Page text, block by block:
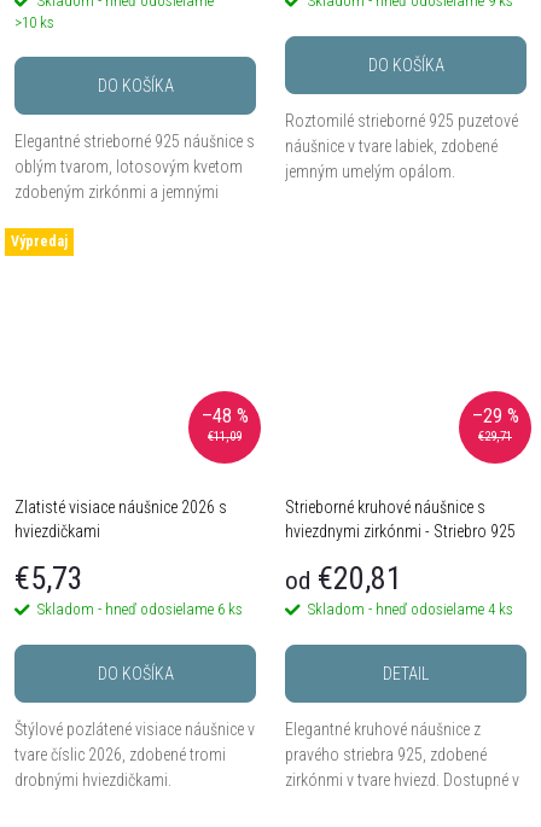
>10 ks
DO KOŠÍKA
Elegantné strieborné 925 náušnice s
oblým tvarom, lotosovým kvetom
zdobeným zirkónmi a jemnými
zirkónmi.
DO KOŠÍKA
Roztomilé strieborné 925 puzetové
náušnice v tvare labiek, zdobené
jemným umelým opálom.
Výpredaj
€11,09
–48 %
Zlatisté visiace náušnice 2026 s
hviezdičkami
€5,73
Skladom - hneď odosielame 6 ks
DO KOŠÍKA
Štýlové pozlátené visiace náušnice v
tvare číslic 2026, zdobené tromi
drobnými hviezdičkami.
€29,71
–29 %
Strieborné kruhové náušnice s
hviezdnymi zirkónmi - Striebro 925
od €20,81
Skladom - hneď odosielame 4 ks
DETAIL
Elegantné kruhové náušnice z
pravého striebra 925, zdobené
zirkónmi v tvare hviezd. Dostupné v